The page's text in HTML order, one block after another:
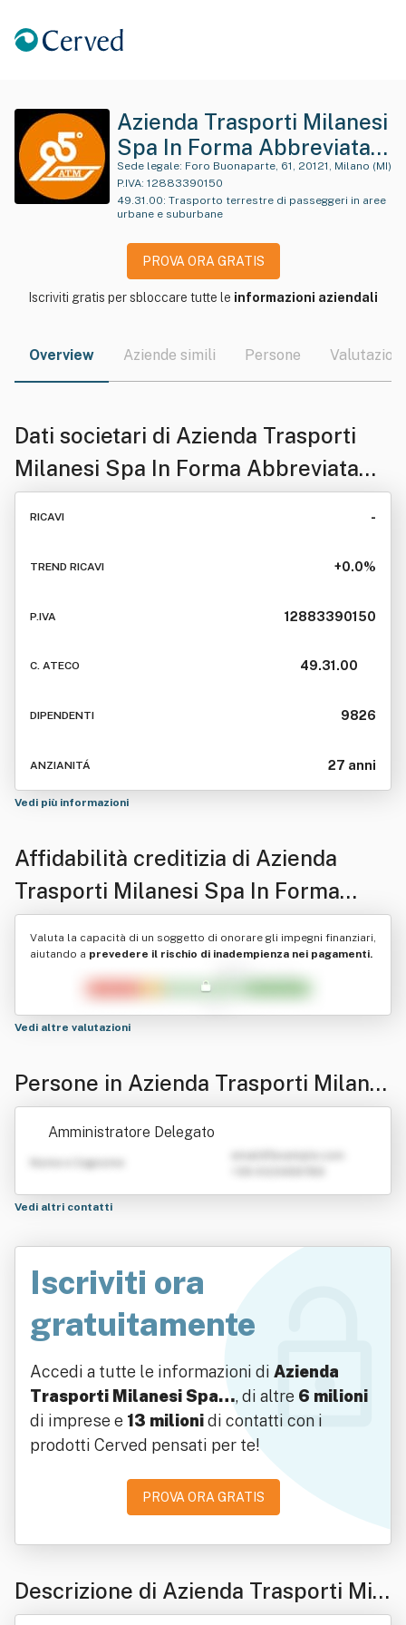
Azienda Trasporti Milanesi
Spa In Forma Abbreviata
A.t.m. S .P.a.
Sede legale: Foro Buonaparte, 61, 20121, Milano (MI)
P.IVA: 12883390150
49.31.00: Trasporto terrestre di passeggeri in aree
urbane e suburbane
PROVA ORA GRATIS
Iscriviti gratis per sbloccare tutte le informazioni aziendali
Overview Aziende simili Persone Valutazioni
Dati societari di Azienda Trasporti
Milanesi Spa In Forma Abbreviata
A.t.m. S .P.a.
RICAVI -
TREND RICAVI +0.0%
P.IVA 12883390150
C. ATECO 49.31.00
DIPENDENTI 9826
ANZIANITÁ 27 anni
Vedi più informazioni
Affidabilità creditizia di Azienda
Trasporti Milanesi Spa In Forma
Abbreviata A.t.m. S .P.a.
Valuta la capacità di un soggetto di onorare gli impegni finanziari,
aiutando a prevedere il rischio di inadempienza nei pagamenti.
Vedi altre valutazioni
Persone in Azienda Trasporti Milane
si Spa In Forma Abbreviata A.t.m. S .
Amministratore Delegato
Nome e Cognome
Vedi altri contatti
Iscriviti ora
gratuitamente
Accedi a tutte le informazioni di Azienda
Trasporti Milanesi Spa…, di altre 6 milioni
di imprese e 13 milionidi contatti con i
prodotti Cerved pensati per te!
PROVA ORA GRATIS
Descrizione di Azienda Trasporti Mila